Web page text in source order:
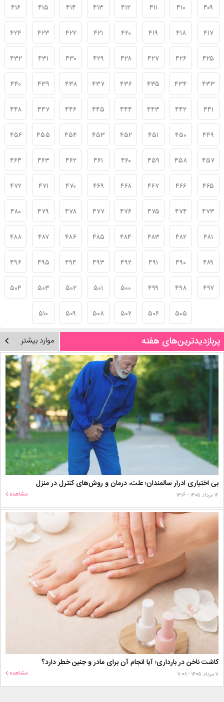
۴۰۹ ۴۱۰ ۴۱۱ ۴۱۲ ۴۱۳ ۴۱۴ ۴۱۵ ۴۱۶
۴۱۷ ۴۱۸ ۴۱۹ ۴۲۰ ۴۲۱ ۴۲۲ ۴۲۳ ۴۲۴
۴۲۵ ۴۲۶ ۴۲۷ ۴۲۸ ۴۲۹ ۴۳۰ ۴۳۱ ۴۳۲
۴۳۳ ۴۳۴ ۴۳۵ ۴۳۶ ۴۳۷ ۴۳۸ ۴۳۹ ۴۴۰
۴۴۱ ۴۴۲ ۴۴۳ ۴۴۴ ۴۴۵ ۴۴۶ ۴۴۷ ۴۴۸
۴۴۹ ۴۵۰ ۴۵۱ ۴۵۲ ۴۵۳ ۴۵۴ ۴۵۵ ۴۵۶
۴۵۷ ۴۵۸ ۴۵۹ ۴۶۰ ۴۶۱ ۴۶۲ ۴۶۳ ۴۶۴
۴۶۵ ۴۶۶ ۴۶۷ ۴۶۸ ۴۶۹ ۴۷۰ ۴۷۱ ۴۷۲
۴۷۳ ۴۷۴ ۴۷۵ ۴۷۶ ۴۷۷ ۴۷۸ ۴۷۹ ۴۸۰
۴۸۱ ۴۸۲ ۴۸۳ ۴۸۴ ۴۸۵ ۴۸۶ ۴۸۷ ۴۸۸
۴۸۹ ۴۹۰ ۴۹۱ ۴۹۲ ۴۹۳ ۴۹۴ ۴۹۵ ۴۹۶
۴۹۷ ۴۹۸ ۴۹۹ ۵۰۰ ۵۰۱ ۵۰۲ ۵۰۳ ۵۰۴
۵۰۵ ۵۰۶ ۵۰۷ ۵۰۸ ۵۰۹ ۵۱۰
پربازدیدترین‌های هفته موارد بیشتر
بی اختیاری ادرار سالمندان؛ علت، درمان و روش‌های کنترل در منزل
۱۲ مرداد ۱۴۰۵ - ۱۴:۱۶ مشاهده
کاشت ناخن در بارداری؛ آیا انجام آن برای مادر و جنین خطر دارد؟
۱۱ مرداد ۱۴۰۵ - ۱۱:۰۸ مشاهده